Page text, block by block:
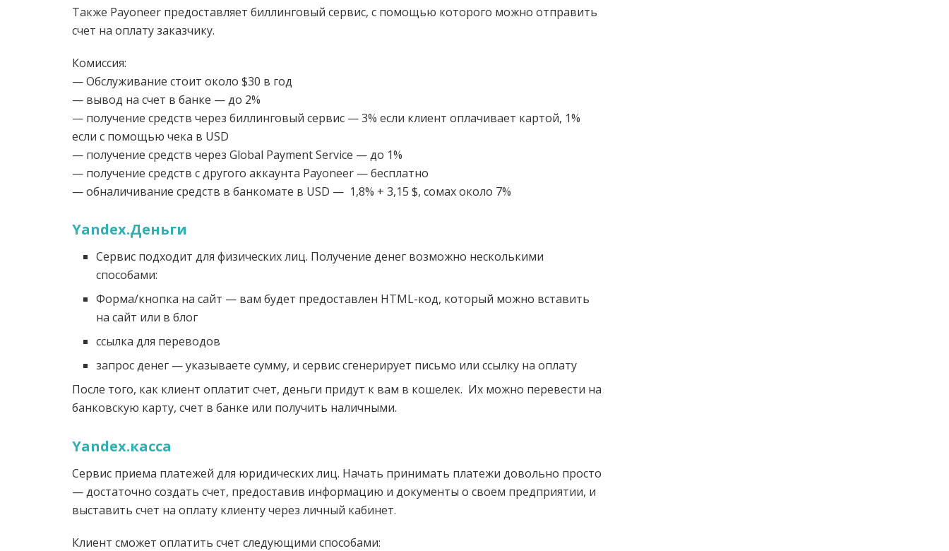
Также Payoneer предоставляет биллинговый сервис, с помощью которого можно отправить
счет на оплату заказчику.
Комиссия:
— Обслуживание стоит около $30 в год
— вывод на счет в банке — до 2%
— получение средств через биллинговый сервис — 3% если клиент оплачивает картой, 1%
если с помощью чека в USD
— получение средств через Global Payment Service — до 1%
— получение средств с другого аккаунта Payoneer — бесплатно
— обналичивание средств в банкомате в USD — 1,8% + 3,15 $, сомах около 7%
Yandex.Деньги
Сервис подходит для физических лиц. Получение денег возможно несколькими
способами:
Форма/кнопка на сайт — вам будет предоставлен HTML-код, который можно вставить
на сайт или в блог
ссылка для переводов
запрос денег — указываете сумму, и сервис сгенерирует письмо или ссылку на оплату
После того, как клиент оплатит счет, деньги придут к вам в кошелек. Их можно перевести на
банковскую карту, счет в банке или получить наличными.
Yandex.касса
Сервис приема платежей для юридических лиц. Начать принимать платежи довольно просто
— достаточно создать счет, предоставив информацию и документы о своем предприятии, и
выставить счет на оплату клиенту через личный кабинет.
Клиент сможет оплатить счет следующими способами: